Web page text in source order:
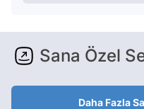
Sana Özel
Daha Fazla